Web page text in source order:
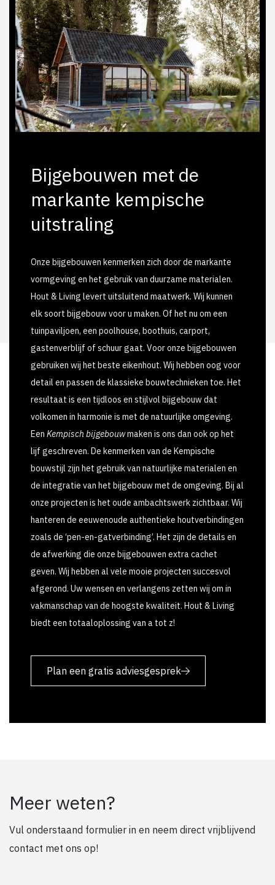
Bijgebouwen met de
markante kempische
uitstraling
Onze bijgebouwen kenmerken zich door de markante
vormgeving en het gebruik van duurzame materialen.
Hout & Living levert uitsluitend maatwerk. Wij kunnen
elk soort bijgebouw voor u maken. Of het nu om een
tuinpaviljoen, een poolhouse, boothuis, carport,
gastenverblijf of schuur gaat. Voor onze bijgebouwen
gebruiken wij het beste eikenhout. Wij hebben oog voor
detail en passen de klassieke bouwtechnieken toe. Het
resultaat is een tijdloos en stijlvol bijgebouw dat
volkomen in harmonie is met de natuurlijke omgeving.
Een Kempisch bijgebouwmaken is ons dan ook op het
lijf geschreven. De kenmerken van de Kempische
bouwstijl zijn het gebruik van natuurlijke materialen en
de integratie van het bijgebouw met de omgeving. Bij al
onze projecten is het oude ambachtswerk zichtbaar. Wij
hanteren de eeuwenoude authentieke houtverbindingen
zoals de ‘pen-en-gatverbinding’. Het zijn de details en
de afwerking die onze bijgebouwen extra cachet
geven. Wij hebben al vele mooie projecten succesvol
afgerond. Uw wensen en verlangens zetten wij om in
vakmanschap van de hoogste kwaliteit. Hout & Living
biedt een totaaloplossing van a tot z!
Plan een gratis adviesgesprek
Meer weten?
Vul onderstaand formulier in en neem direct vrijblijvend
contact met ons op!